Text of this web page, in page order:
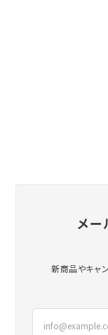
メー
新商品やキャ